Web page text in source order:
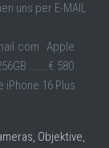
uns per E-MAIL
Apple
......€ 580
16 Plus
Objektive,